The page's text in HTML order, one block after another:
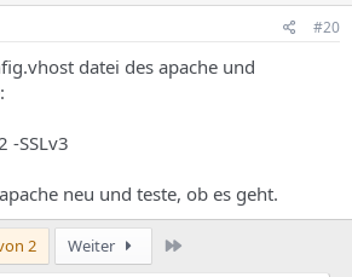
#20
datei des apache und
-SSLv3
neu und teste, ob es geht.
2 Weiter